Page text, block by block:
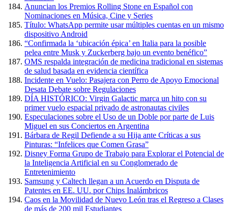
Anuncian los Premios Rolling Stone en Español con
Nominaciones en Música, Cine y Series
Título: WhatsApp permite usar múltiples cuentas en un mismo
dispositivo Android
“Confirmada la ‘ubicación épica’ en Italia para la posible
pelea entre Musk y Zuckerberg bajo un evento benéfico”
OMS respalda integración de medicina tradicional en sistemas
de salud basada en evidencia científica
Incidente en Vuelo: Pasajera con Perro de Apoyo Emocional
Desata Debate sobre Regulaciones
DÍA HISTÓRICO: Virgin Galactic marca un hito con su
primer vuelo espacial privado de astronautas civiles
Especulaciones sobre el Uso de un Doble por parte de Luis
Miguel en sus Conciertos en Argentina
Bárbara de Regil Defiende a su Hija ante Críticas a sus
Pinturas: “Infelices que Comen Grasa”
Disney Forma Grupo de Trabajo para Explorar el Potencial de
la Inteligencia Artificial en su Conglomerado de
Entretenimiento
Samsung y Caltech llegan a un Acuerdo en Disputa de
Patentes en EE. UU. por Chips Inalámbricos
Caos en la Movilidad de Nuevo León tras el Regreso a Clases
de más de 200 mil Estudiantes